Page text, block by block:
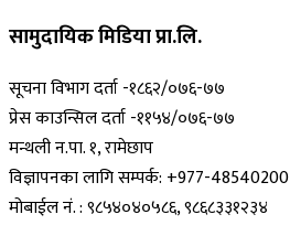
सामुदायिक मिडिया प्रा.लि.
सूचना विभाग दर्ता -१८६२/०७६-७७
प्रेस काउन्सिल दर्ता -११५४/०७६-७७
मन्थली न.पा. १, रामेछाप
विज्ञापनका लागि सम्पर्क: +977-48540200
मोबाईल नं. : ९८५४०४०५८६, ९८६८३३१२३४